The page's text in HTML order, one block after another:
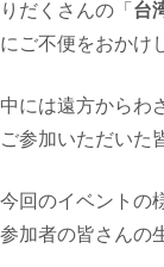
りだくさんの「 台
にご不便をおかけ
中には遠方からわ
ご参加いただいた
今回のイベントの
参加者の皆さんの